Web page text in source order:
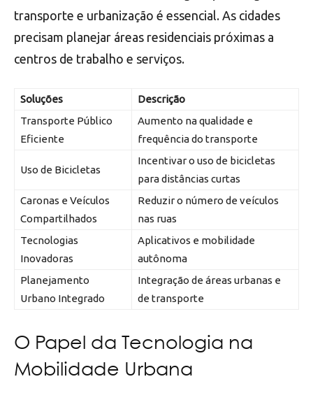
transporte e urbanização é essencial. As cidades
precisam planejar áreas residenciais próximas a
centros de trabalho e serviços.
Soluções
Descrição
Transporte Público
Eficiente
Aumento na qualidade e
frequência do transporte
Uso de Bicicletas
Incentivar o uso de bicicletas
para distâncias curtas
Caronas e Veículos
Compartilhados
Reduzir o número de veículos
nas ruas
Tecnologias
Inovadoras
Aplicativos e mobilidade
autônoma
Planejamento
Urbano Integrado
Integração de áreas urbanas e
de transporte
O Papel da Tecnologia na
Mobilidade Urbana